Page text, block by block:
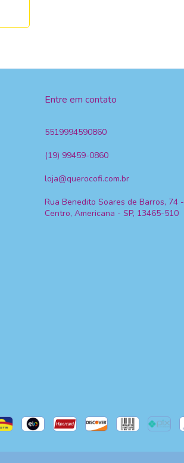
Entre em contato
5519994590860
(19) 99459-0860
loja@querocofi.com.br
Rua Benedito Soares de Barros, 74 -
Centro, Americana - SP, 13465-510